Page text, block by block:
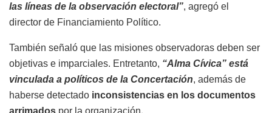
las líneas de la observación electoral”, agregó el
director de Financiamiento Político.
También señaló que las misiones observadoras deben ser
objetivas e imparciales. Entretanto, “Alma Cívica” está
vinculada a políticos de la Concertación, además de
haberse detectado inconsistencias en los documentos
arrimados por la organización.